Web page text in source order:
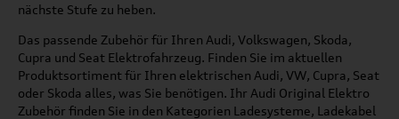
nächste Stufe zu heben.
Das passende Zubehör für Ihren Audi, Volkswagen, Skoda,
Cupra und Seat Elektrofahrzeug. Finden Sie im aktuellen
Produktsortiment für Ihren elektrischen Audi, VW, Cupra, Seat
oder Skoda alles, was Sie benötigen. Ihr Audi Original Elektro
Zubehör finden Sie in den Kategorien Ladesysteme, Ladekabel